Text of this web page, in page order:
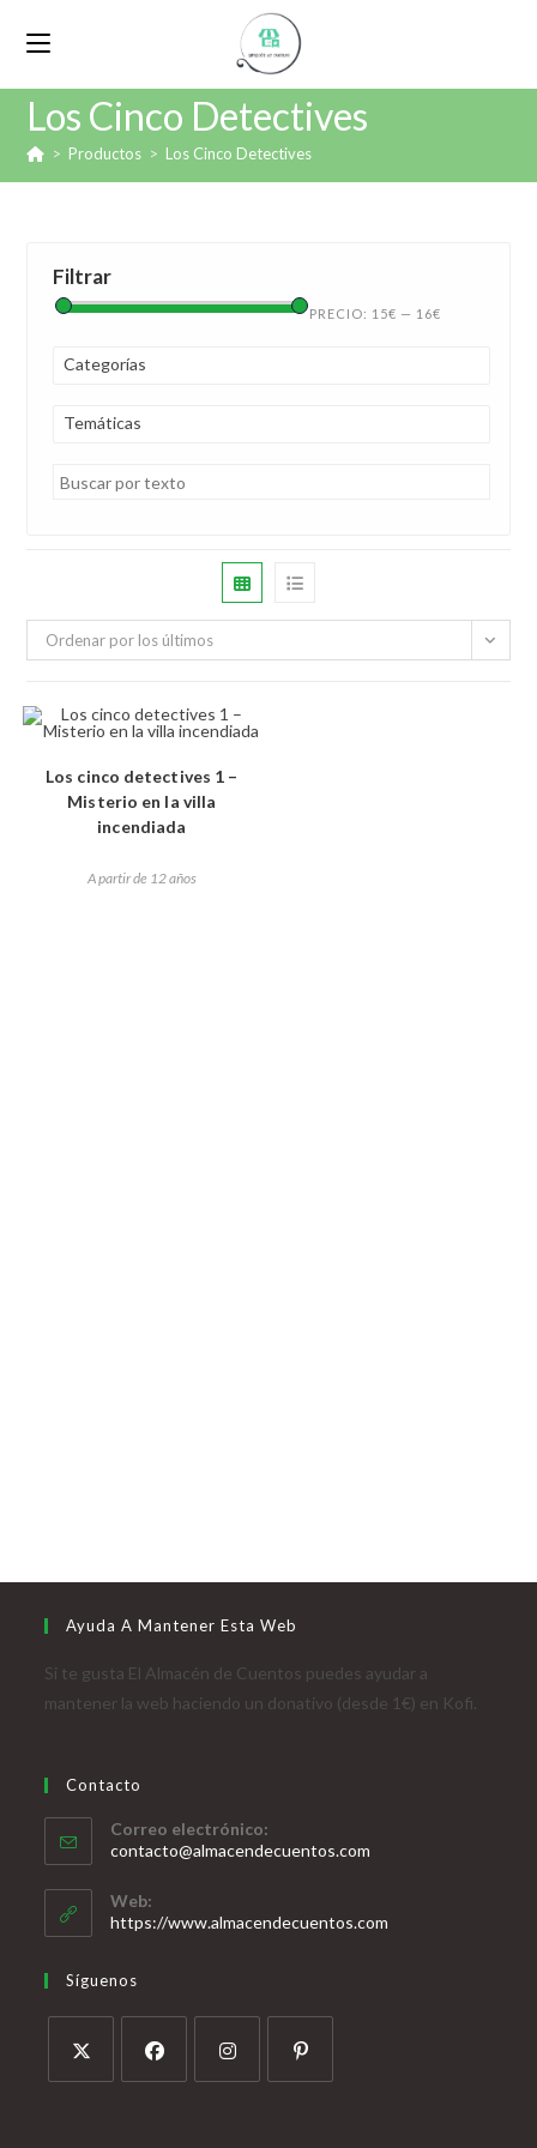
Los Cinco Detectives
> Productos > Los Cinco Detectives
Filtrar
PRECIO: 15€ — 16€
Categorías
Temáticas
Ordenar por los últimos
Los cinco detectives 1 –
Misterio en la villa
incendiada
A partir de 12 años
Ayuda A Mantener Esta Web
Si te gusta El Almacén de Cuentos puedes ayudar a
mantener la web haciendo un donativo (desde 1€) en Kofi.
Contacto
Correo electrónico:
contacto@almacendecuentos.com
Web:
https://www.almacendecuentos.com
Síguenos